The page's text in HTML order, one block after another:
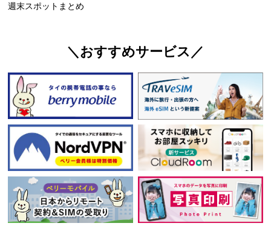
週末スポットまとめ
＼おすすめサービス／